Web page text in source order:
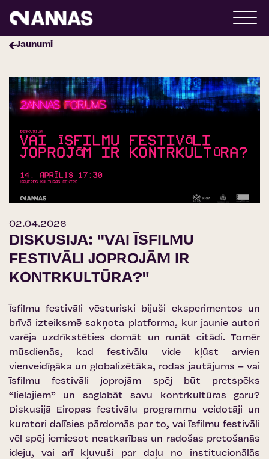
Jaunumi
02.04.2026
DISKUSIJA: ''VAI ĪSFILMU
FESTIVĀLI JOPROJĀM IR
KONTRKULTŪRA?"
Īsfilmu festivāli vēsturiski bijuši eksperimentos un
brīvā izteiksmē sakņota platforma, kur jaunie autori
varēja uzdrīkstēties domāt un runāt citādi. Tomēr
mūsdienās, kad festivālu vide kļūst arvien
vienveidīgāka un globalizētāka, rodas jautājums – vai
īsfilmu festivāli joprojām spēj būt pretspēks
“lielajiem” un saglabāt savu kontrkultūras garu?
Diskusijā Eiropas festivālu programmu veidotāji un
kuratori dalīsies pārdomās par to, vai īsfilmu festivāli
vēl spēj iemiesot neatkarības un radošas pretošanās
ideju, vai arī kļuvuši par daļu no institucionālās